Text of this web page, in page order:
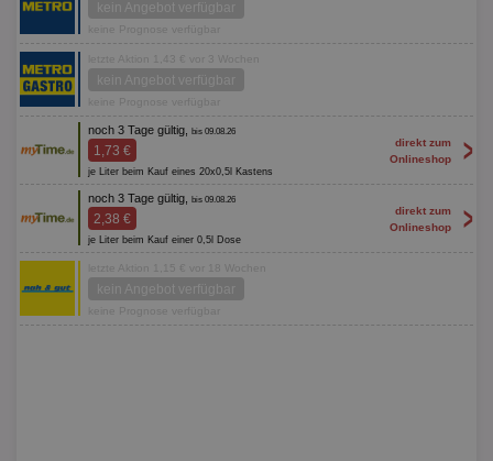
kein Angebot verfügbar
keine Prognose verfügbar
letzte Aktion 1,43 € vor 3 Wochen
kein Angebot verfügbar
keine Prognose verfügbar
noch 3 Tage gültig, bis 09.08.26
1,73 €
je Liter beim Kauf eines 20x0,5l Kastens
direkt zum
Onlineshop
>
noch 3 Tage gültig, bis 09.08.26
2,38 €
je Liter beim Kauf einer 0,5l Dose
direkt zum
Onlineshop
>
letzte Aktion 1,15 € vor 18 Wochen
kein Angebot verfügbar
keine Prognose verfügbar